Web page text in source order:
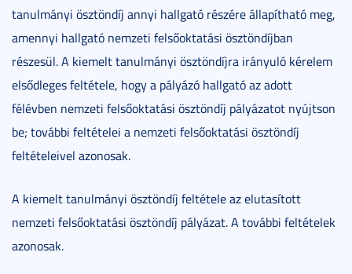
tanulmányi ösztöndíj annyi hallgató részére állapítható meg,
amennyi hallgató nemzeti felsőoktatási ösztöndíjban
részesül. A kiemelt tanulmányi ösztöndíjra irányuló kérelem
elsődleges feltétele, hogy a pályázó hallgató az adott
félévben nemzeti felsőoktatási ösztöndíj pályázatot nyújtson
be; további feltételei a nemzeti felsőoktatási ösztöndíj
feltételeivel azonosak.
A kiemelt tanulmányi ösztöndíj feltétele az elutasított
nemzeti felsőoktatási ösztöndíj pályázat. A további feltételek
azonosak.